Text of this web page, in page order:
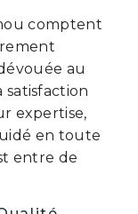
comptent
au
satisfaction
expertise,
en toute
entre de